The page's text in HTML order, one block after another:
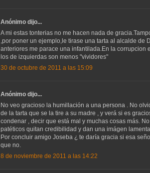
Anónimo dijo...
A mi estas tonterias no me hacen nada de
,por poner un ejemplo,le tirase una tarta al alcalde de
anteriores me parace una infantilada.En la corrupcion
los de izquierdas son menos "vividores"
30 de octubre de 2011 a las 15:09
Anónimo dijo...
No veo gracioso la humillación a una persona . No
de la tarta que se la tire a su madre , y verá si es
condenar , decir que está mal y muchas cosas más.
patéticos quitan credibilidad y dan una imágen
Por concluir amigo Joseba ¿ te daría gracia si esa
que no.
8 de noviembre de 2011 a las 14:22